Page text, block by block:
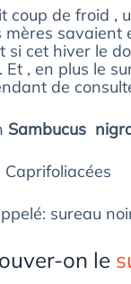
coup de froid ,
mères savaient
si cet hiver le
Et , en plus le
de
Sambucus
Caprifoliacées
sureau
on le